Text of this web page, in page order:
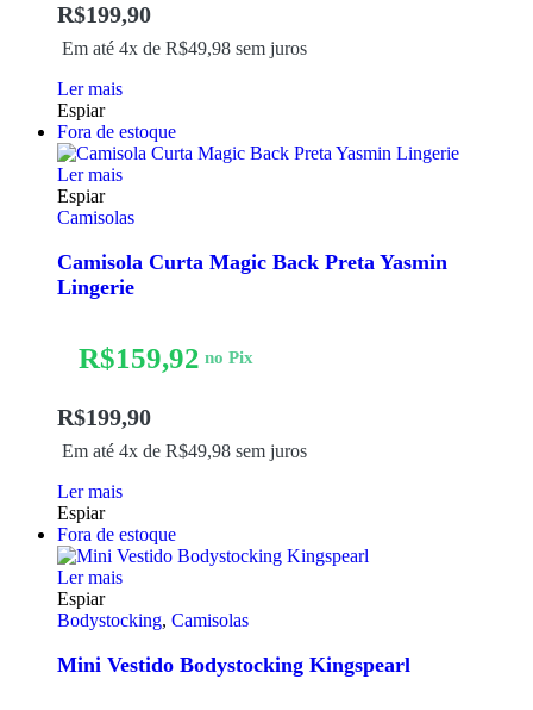
R$199,90
Em até 4x de R$49,98 sem juros
Ler mais
Espiar
Fora de estoque
Ler mais
Espiar
Camisolas
Camisola Curta Magic Back Preta Yasmin
Lingerie
R$199,90
Em até 4x de R$49,98 sem juros
R$159,92 no Pix
Ler mais
Espiar
Fora de estoque
Ler mais
Espiar
Bodystocking, Camisolas
Mini Vestido Bodystocking Kingspearl